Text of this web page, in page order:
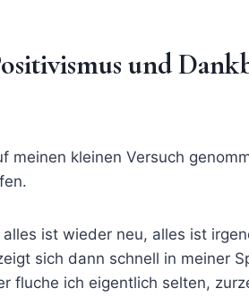
und
meinen kleinen Versuch
ist wieder neu, alles ist
sich dann schnell in meiner
fluche ich eigentlich selten,